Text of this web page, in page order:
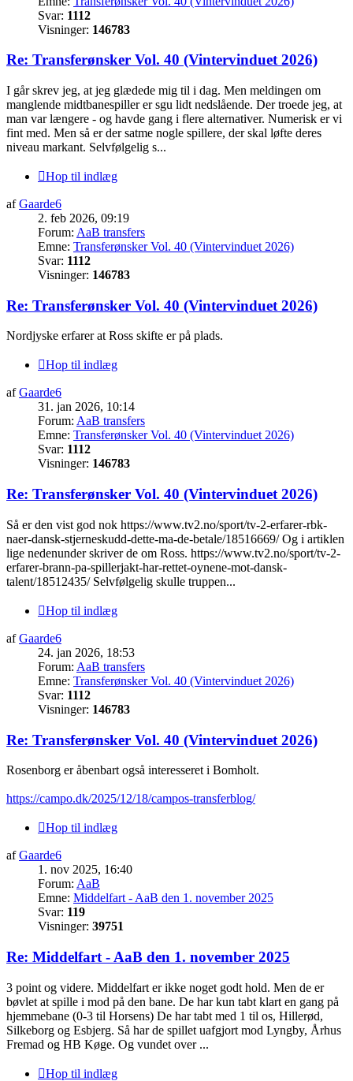
Svar: 1112
Visninger: 146783
Re: Transferønsker Vol. 40 (Vintervinduet 2026)
I går skrev jeg, at jeg glædede mig til i dag. Men meldingen om
manglende midtbanespiller er sgu lidt nedslående. Der troede jeg, at
man var længere - og havde gang i flere alternativer. Numerisk er vi
fint med. Men så er der satme nogle spillere, der skal løfte deres
niveau markant. Selvfølgelig s...
Hop til indlæg
afGaarde6
2. feb 2026, 09:19
Forum: AaB transfers
Emne: Transferønsker Vol. 40 (Vintervinduet 2026)
Svar: 1112
Visninger: 146783
Re: Transferønsker Vol. 40 (Vintervinduet 2026)
Nordjyske erfarer at Ross skifte er på plads.
Hop til indlæg
afGaarde6
31. jan 2026, 10:14
Forum: AaB transfers
Emne: Transferønsker Vol. 40 (Vintervinduet 2026)
Svar: 1112
Visninger: 146783
Re: Transferønsker Vol. 40 (Vintervinduet 2026)
Så er den vist god nok https://www.tv2.no/sport/tv-2-erfarer-rbk-
naer-dansk-stjerneskudd-dette-ma-de-betale/18516669/ Og i artiklen
lige nedenunder skriver de om Ross. https://www.tv2.no/sport/tv-2-
erfarer-brann-pa-spillerjakt-har-rettet-oynene-mot-dansk-
talent/18512435/ Selvfølgelig skulle truppen...
Hop til indlæg
afGaarde6
24. jan 2026, 18:53
Forum: AaB transfers
Emne: Transferønsker Vol. 40 (Vintervinduet 2026)
Svar: 1112
Visninger: 146783
Re: Transferønsker Vol. 40 (Vintervinduet 2026)
Rosenborg er åbenbart også interesseret i Bomholt.
https://campo.dk/2025/12/18/campos-transferblog/
Hop til indlæg
afGaarde6
1. nov 2025, 16:40
Forum: AaB
Emne: Middelfart - AaB den 1. november 2025
Svar: 119
Visninger: 39751
Re: Middelfart - AaB den 1. november 2025
3 point og videre. Middelfart er ikke noget godt hold. Men de er
bøvlet at spille i mod på den bane. De har kun tabt klart en gang på
hjemmebane (0-3 til Horsens) De har tabt med 1 til os, Hillerød,
Silkeborg og Esbjerg. Så har de spillet uafgjort mod Lyngby, Århus
Fremad og HB Køge. Og vundet over ...
Hop til indlæg